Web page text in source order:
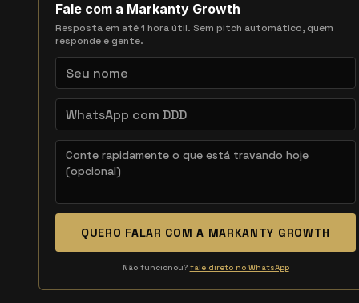
Fale com a Markanty Growth
Resposta em até 1 hora útil. Sem pitch automático, quem
responde é gente.
QUERO FALAR COM A MARKANTY GROWTH
Não funcionou? fale direto no WhatsApp